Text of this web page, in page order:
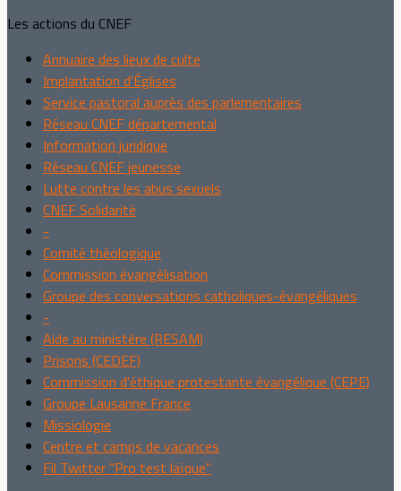
Les actions du CNEF
Annuaire des lieux de culte
Implantation d'Églises
Service pastoral auprès des parlementaires
Réseau CNEF départemental
Information juridique
Réseau CNEF jeunesse
Lutte contre les abus sexuels
CNEF Solidarité
-
Comité théologique
Commission évangélisation
Groupe des conversations catholiques-évangéliques
-
Aide au ministère (RESAM)
Prisons (CEDEF)
Commission d'éthique protestante évangélique (CEPE)
Groupe Lausanne France
Missiologie
Centre et camps de vacances
Fil Twitter "Pro test laïque"